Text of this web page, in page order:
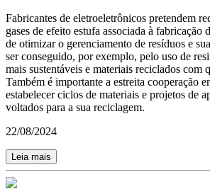
Fabricantes de eletroeletrônicos pretendem
gases de efeito estufa associada à fabricação
de otimizar o gerenciamento de resíduos e
ser conseguido, por exemplo, pelo uso de
mais sustentáveis e materiais reciclados com
Também é importante a estreita cooperação
estabelecer ciclos de materiais e projetos de
voltados para a sua reciclagem.
22/08/2024
Leia mais